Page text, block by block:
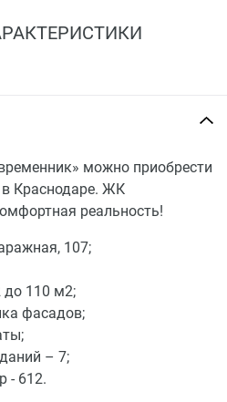
можно приобрести
Краснодаре. ЖК
реальность!
107;
до 110 м2;
фасадов;
– 7;
- 612.